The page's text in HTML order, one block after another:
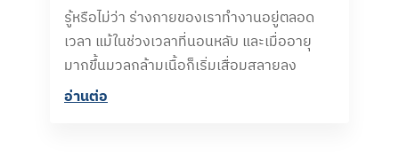
รู้หรือไม่ว่า ร่างกายของเราทำงานอยู่ตลอด
เวลา แม้ในช่วงเวลาที่นอนหลับ และเมื่ออายุ
มากขึ้นมวลกล้ามเนื้อก็เริ่มเสื่อมสลายลง
อ่านต่อ​